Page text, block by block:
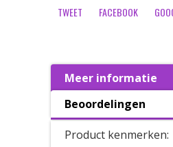
TWEET FACEBOOK
Meer informatie
Beoordelingen
Product kenmerken: